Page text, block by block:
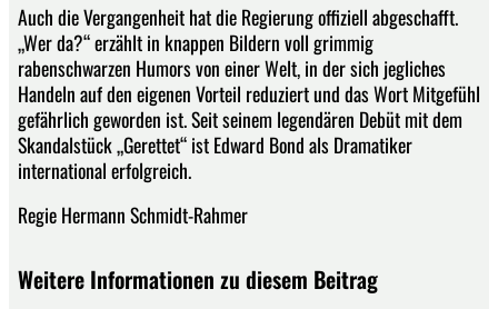
Auch die Vergangenheit hat die Regierung offiziell abgeschafft.
„Wer da?“ erzählt in knappen Bildern voll grimmig
rabenschwarzen Humors von einer Welt, in der sich jegliches
Handeln auf den eigenen Vorteil reduziert und das Wort Mitgefühl
gefährlich geworden ist. Seit seinem legendären Debüt mit dem
Skandalstück „Gerettet“ ist Edward Bond als Dramatiker
international erfolgreich.
Regie Hermann Schmidt-Rahmer
Weitere Informationen zu diesem Beitrag